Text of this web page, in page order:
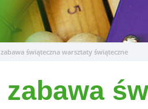
zabawa świąteczna warsztaty świąteczne
zabawa